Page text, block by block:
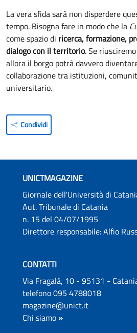
La vera sfida sarà non disperdere
tempo. Bisogna fare in modo che la
come spazio di ricerca, formazione,
dialogo con il territorio. Se
allora il borgo potrà davvero
collaborazione tra istituzioni,
universitario.
Condividi
UNICTMAGAZINE
Giornale dell'Università di
Aut. Tribunale di Catania
n. 15 del 04/07/1995
Direttore responsabile: Alfio
CONTATTI
Via Fragalà, 10 - 95131 -
telefono 095 4788018
magazine@unict.it
Chi siamo »